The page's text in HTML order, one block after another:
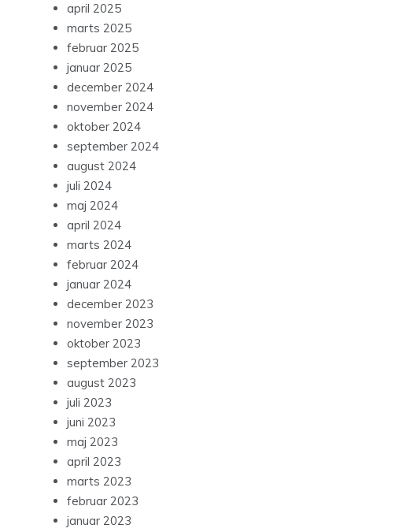
april 2025
marts 2025
februar 2025
januar 2025
december 2024
november 2024
oktober 2024
september 2024
august 2024
juli 2024
maj 2024
april 2024
marts 2024
februar 2024
januar 2024
december 2023
november 2023
oktober 2023
september 2023
august 2023
juli 2023
juni 2023
maj 2023
april 2023
marts 2023
februar 2023
januar 2023